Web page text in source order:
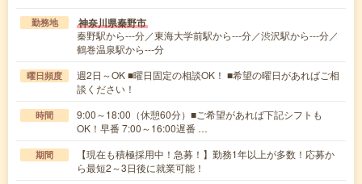
勤務地 神奈川県秦野市
秦野駅から---分／東海大学前駅から---分／渋沢駅から---分／
鶴巻温泉駅から---分
曜日頻度
週2日～OK ■曜日固定の相談OK！ ■希望の曜日があればご相
談ください！
時間
9:00～18:00（休憩60分）■ご希望があれば下記シフトも
OK！早番 7:00～16:00遅番 …
期間
【現在も積極採用中！急募！】勤務1年以上が多数！応募か
ら最短2～3日後に就業可能！